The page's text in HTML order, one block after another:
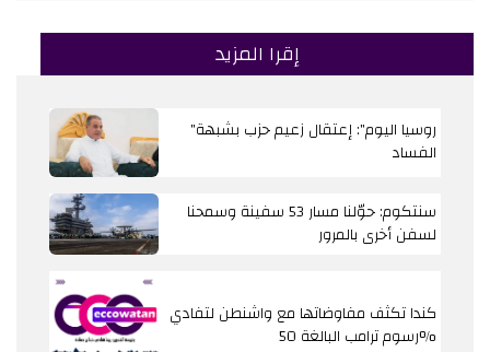
إقرا المزيد
"روسيا اليوم": إعتقال زعيم حزب بشبهة
الفساد
سنتكوم: حوّلنا مسار 53 سفينة وسمحنا
لسفن أخرى بالمرور
كندا تكثف مفاوضاتها مع واشنطن لتفادي
رسوم ترامب البالغة 50%